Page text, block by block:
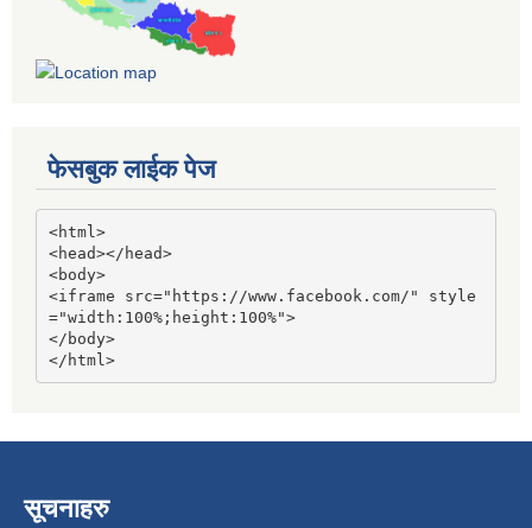
फेसबुक लाईक पेज
<html>
<head></head>
<body>
<iframe src="https://www.facebook.com/" style
="width:100%;height:100%">
</body>
</html>
सूचनाहरु